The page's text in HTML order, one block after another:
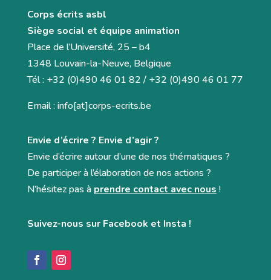
Corps écrits asbl
Siège social et équipe animation
Place de l’Université, 25 – b4
1348 Louvain-la-Neuve, Belgique
Tél : +32 (0)490 46 01 82 / +32 (0)490 46 01 77
Email : info[at]corps-ecrits.be
Envie d’écrire ? Envie d’agir ?
Envie d’écrire autour d’une de nos thématiques ?
De participer à l’élaboration de nos actions ?
N’hésitez pas à prendre contact avec nous !
Suivez-nous sur Facebook et Insta !